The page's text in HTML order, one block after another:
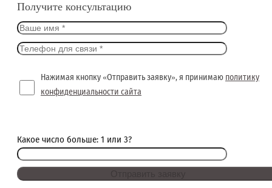
Получите консультацию
Нажимая кнопку «Отправить заявку», я принимаю политику
конфиденциальности сайта
Какое число больше: 1 или 3?